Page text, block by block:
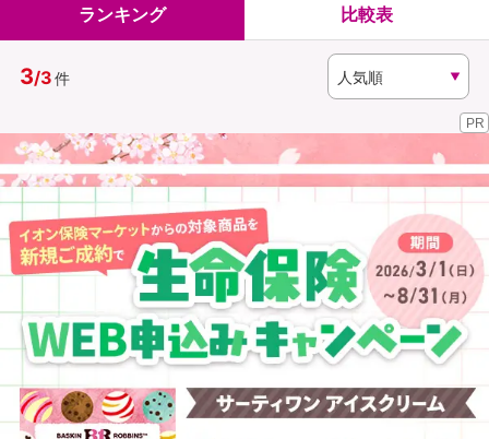
イオングループ従業員さま向け
（無料） （無料）
イオンカード会員さま専用保険
ランキング 比較表
3/3件
PR